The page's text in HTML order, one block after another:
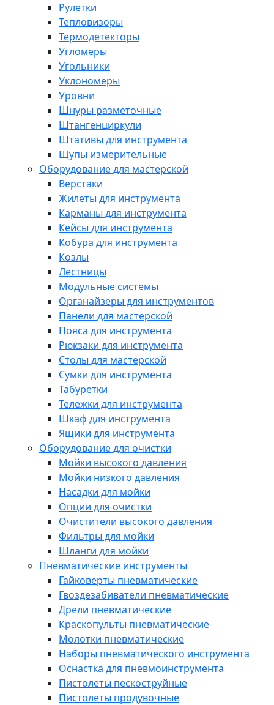
Рулетки
Тепловизоры
Термодетекторы
Угломеры
Угольники
Уклономеры
Уровни
Шнуры разметочные
Штангенциркули
Штативы для инструмента
Щупы измерительные
Оборудование для мастерской
Верстаки
Жилеты для инструмента
Карманы для инструмента
Кейсы для инструмента
Кобура для инструмента
Козлы
Лестницы
Модульные системы
Органайзеры для инструментов
Панели для мастерской
Пояса для инструмента
Рюкзаки для инструмента
Столы для мастерской
Сумки для инструмента
Табуретки
Тележки для инструмента
Шкаф для инструмента
Ящики для инструмента
Оборудование для очистки
Мойки высокого давления
Мойки низкого давления
Насадки для мойки
Опции для очистки
Очистители высокого давления
Фильтры для мойки
Шланги для мойки
Пневматические инструменты
Гайковерты пневматические
Гвоздезабиватели пневматические
Дрели пневматические
Краскопульты пневматические
Молотки пневматические
Наборы пневматического инструмента
Оснастка для пневмоинструмента
Пистолеты пескоструйные
Пистолеты продувочные